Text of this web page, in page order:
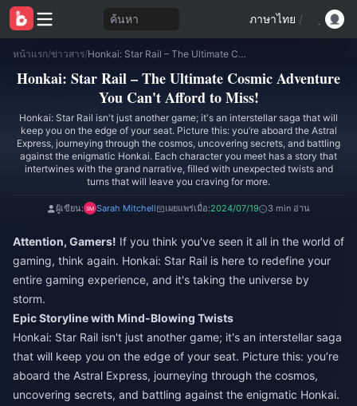
ค้นหา ภาษาไทย /
หน้าแรก/ข่าวสาร/ Honkai: Star Rail – The Ultimate Cosmic Adventure You Can't Afford to Miss!
Honkai: Star Rail – The Ultimate Cosmic Adventure
You Can't Afford to Miss!
Honkai: Star Rail isn't just another game; it's an interstellar saga that will
keep you on the edge of your seat. Picture this: you’re aboard the Astral
Express, journeying through the cosmos, uncovering secrets, and battling
against the enigmatic Honkai. Each character you meet has a story that
intertwines with the grand narrative, filled with unexpected twists and
turns that will leave you craving for more.
ผู้เขียน: Sarah Mitchell เผยแพร่เมื่อ:2024/07/19 3 min อ่าน
Attention, Gamers! If you think you've seen it all in the world of
gaming, think again. Honkai: Star Rail is here to redefine your
entire gaming experience, and it's taking the universe by
storm.
Epic Storyline with Mind-Blowing Twists
Honkai: Star Rail isn't just another game; it's an interstellar saga
that will keep you on the edge of your seat. Picture this: you’re
aboard the Astral Express, journeying through the cosmos,
uncovering secrets, and battling against the enigmatic Honkai.